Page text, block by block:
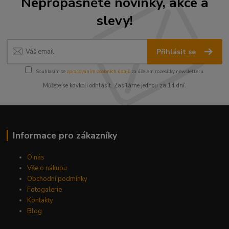
slevy!
Přihlásit se
Souhlasím se zpracováním osobních údajůza účelem rozesílky newsletteru.
Můžete se kdykoli odhlásit. Zasíláme jednou za 14 dní.
Informace pro zákazníky
O nás
Vše o nákupu
Obchodní podmínky
Fotogalerie
Kontakty
Blog